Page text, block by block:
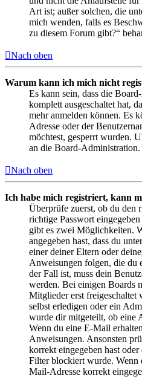
Art ist; außer solchen, die
mich wenden, falls es
zu diesem Forum gibt?“
Nach oben
Warum kann ich mich nicht
Es kann sein, dass die
komplett ausgeschaltet hat,
mehr anmelden können. Es
Adresse oder der
möchtest, gesperrt wurden.
an die Board-Administration.
Nach oben
Ich habe mich registriert, kann
Überprüfe zuerst, ob du den
richtige Passwort
gibt es zwei Möglichkeiten.
angegeben hast, dass du
einer deiner Eltern oder
Anweisungen folgen, die du
der Fall ist, muss dein
werden. Bei einigen Boards
Mitglieder erst freigeschaltet
selbst erledigen oder ein
wurde dir mitgeteilt, ob eine
Wenn du eine E-Mail
Anweisungen. Ansonsten
korrekt eingegeben hast
Filter blockiert wurde. Wenn
Mail-Adresse korrekt